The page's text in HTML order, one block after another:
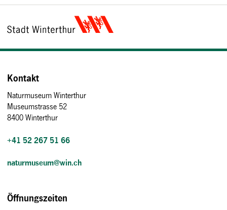
Kontakt
Naturmuseum Winterthur
Museumstrasse 52
8400 Winterthur
+41 52 267 51 66
naturmuseum@win.ch
Öffnungszeiten